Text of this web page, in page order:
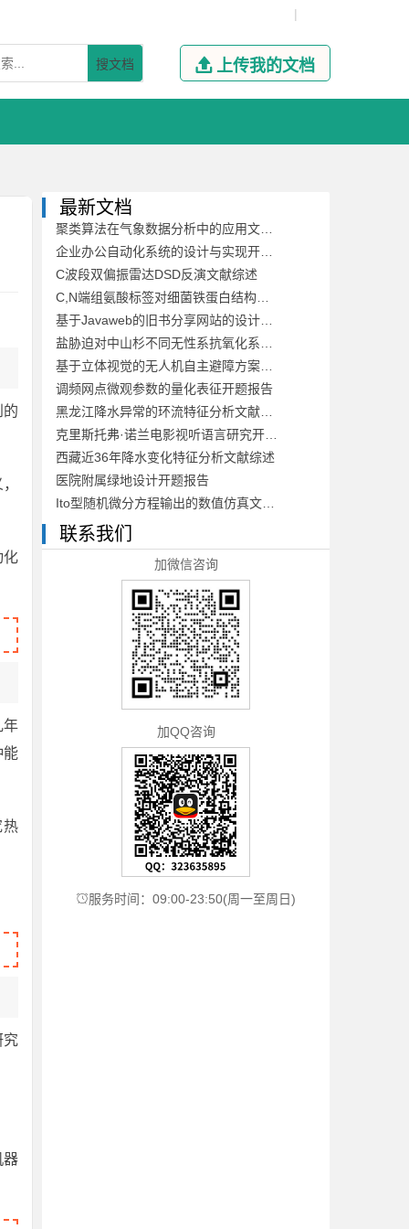
|
搜文档  上传我的文档
的
化
年
能
热
究
器
最新文档
C波段双偏振雷达DSD反演文献综述
调频网点微观参数的量化表征开题报告
西藏近36年降水变化特征分析文献综述
医院附属绿地设计开题报告
联系我们
加微信咨询
加QQ咨询
服务时间：09:00-23:50(周一至周日)